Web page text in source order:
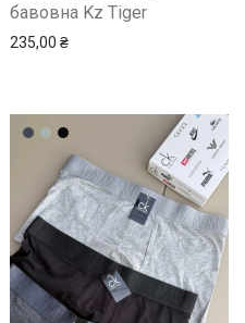
₴. ₴.
бавовна Kz Tiger
235,00 ₴